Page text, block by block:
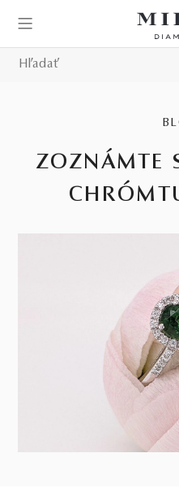
ZOZNÁMTE